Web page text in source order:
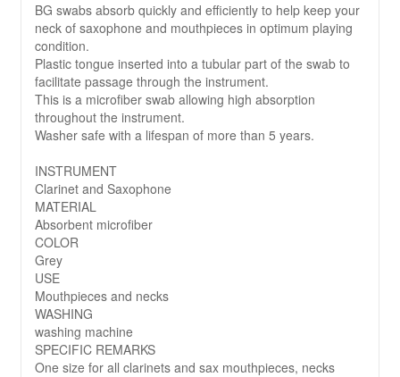
BG swabs absorb quickly and efficiently to help keep your
neck of saxophone and mouthpieces in optimum playing
condition.
Plastic tongue inserted into a tubular part of the swab to
facilitate passage through the instrument.
This is a microfiber swab allowing high absorption
throughout the instrument.
Washer safe with a lifespan of more than 5 years.
INSTRUMENT
Clarinet and Saxophone
MATERIAL
Absorbent microfiber
COLOR
Grey
USE
Mouthpieces and necks
WASHING
washing machine
SPECIFIC REMARKS
One size for all clarinets and sax mouthpieces, necks